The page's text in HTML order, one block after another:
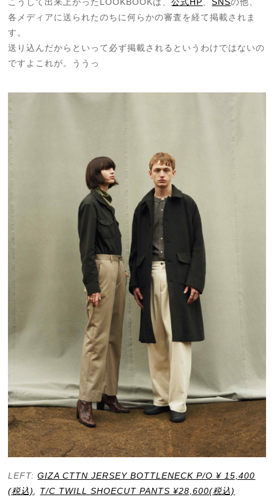
各メディアに送られたのちに何らかの審査を経て掲載されま
す。
送り込んだからといって必ず掲載されるというわけではないの
ですよこれが。ううっ
LEFT:GIZA CTTN JERSEY BOTTLENECK P/O ¥ 15,400
(税込)
T/C TWILL SHOECUT PANTS ¥28,600(税込)